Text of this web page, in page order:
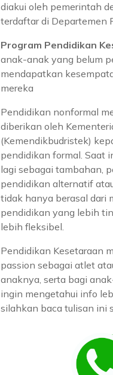
diakui oleh pemerintah
terdaftar di Departemen
Program Pendidikan
anak-anak yang belum
mendapatkan
mereka
Pendidikan nonformal
diberikan oleh
(Kemendikbudristek)
pendidikan formal. Saat
lagi sebagai tambahan,
pendidikan alternatif
tidak hanya berasal dari
pendidikan yang lebih
lebih fleksibel.
Pendidikan Kesetaraan
passion sebagai atlet
anaknya, serta bagi
ingin mengetahui info
silahkan baca tulisan ini